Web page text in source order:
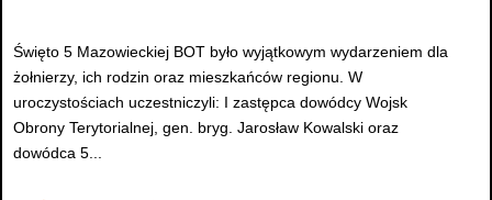
Święto 5 Mazowieckiej BOT było wyjątkowym wydarzeniem dla
żołnierzy, ich rodzin oraz mieszkańców regionu. W
uroczystościach uczestniczyli: I zastępca dowódcy Wojsk
Obrony Terytorialnej, gen. bryg. Jarosław Kowalski oraz
dowódca 5...